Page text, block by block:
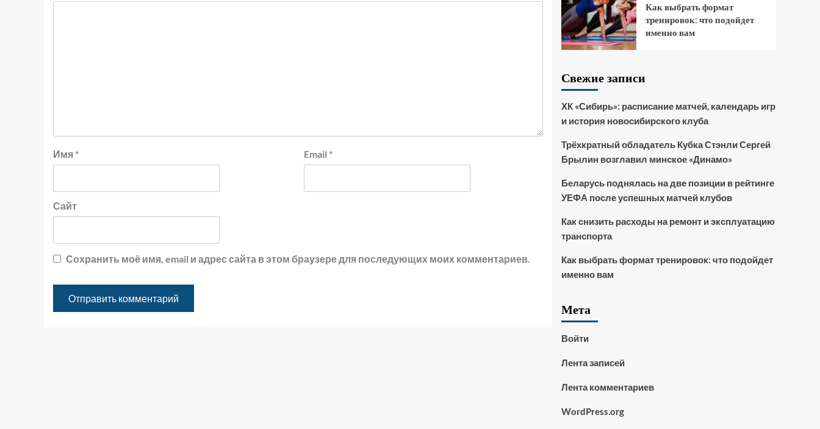
Имя * Email *
Сайт
Сохранить моё имя, email и адрес сайта в этом браузере для последующих моих комментариев.
Как выбрать формат
тренировок: что подойдет
именно вам
Свежие записи
ХК «Сибирь»: расписание матчей, календарь игр
и история новосибирского клуба
Трёхкратный обладатель Кубка Стэнли Сергей
Брылин возглавил минское «Динамо»
Беларусь поднялась на две позиции в рейтинге
УЕФА после успешных матчей клубов
Как снизить расходы на ремонт и эксплуатацию
транспорта
Как выбрать формат тренировок: что подойдет
именно вам
Мета
Войти
Лента записей
Лента комментариев
WordPress.org